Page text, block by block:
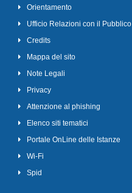
Orientamento
Ufficio Relazioni con il Pubblico
Credits
Mappa del sito
Note Legali
Privacy
Attenzione al phishing
Elenco siti tematici
Portale OnLine delle Istanze
Wi-Fi
Spid